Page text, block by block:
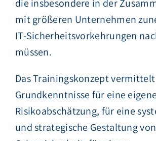
die insbesondere in der
mit größeren Unternehmen
IT-Sicherheitsvorkehrungen
müssen.
Das Trainingskonzept vermittelt
Grundkenntnisse für eine eigene
Risikoabschätzung, für eine
und strategische Gestaltung von